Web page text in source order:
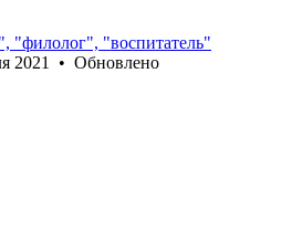
"филолог", "воспитатель"
2021 • Обновлено